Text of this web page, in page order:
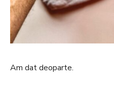
Am dat deoparte.